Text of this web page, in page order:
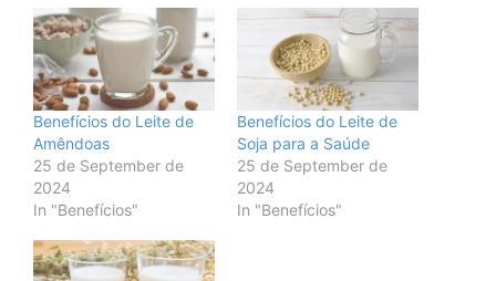
Benefícios do Leite de
Amêndoas
25 de September de
2024
In "Benefícios"
Benefícios do Leite de
Soja para a Saúde
25 de September de
2024
In "Benefícios"